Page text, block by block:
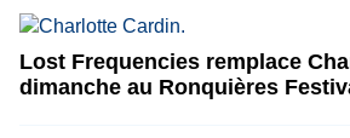
Lost Frequencies remplace
dimanche au Ronquières